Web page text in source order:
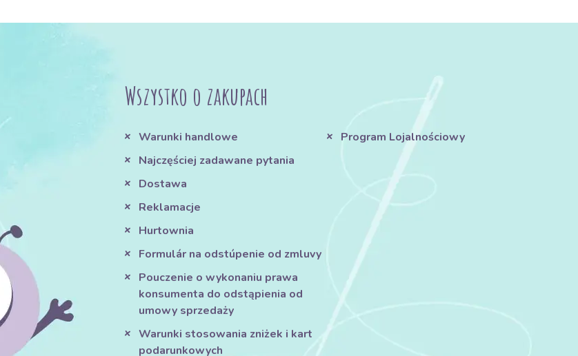
Wszystko o zakupach
Warunki handlowe
Najczęściej zadawane pytania
Dostawa
Reklamacje
Hurtownia
Formulár na odstúpenie od zmluvy
Pouczenie o wykonaniu prawa
konsumenta do odstąpienia od
umowy sprzedaży
Warunki stosowania zniżek i kart
podarunkowych
Program Lojalnościowy